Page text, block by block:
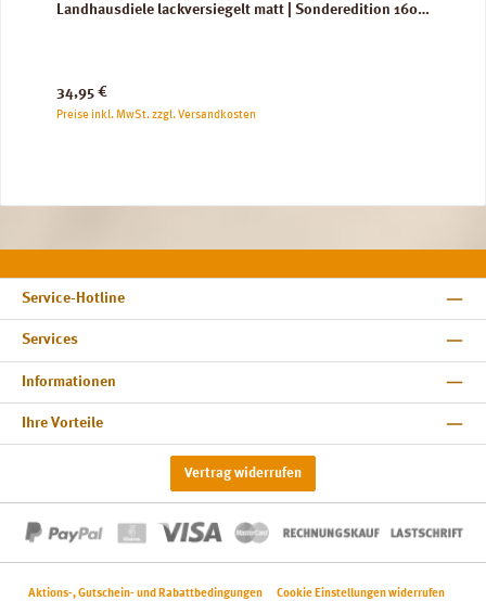
Landhausdiele lackversiegelt matt | Sonderedition 160
Regulärer Preis:
34,95 €
Preise inkl. MwSt. zzgl. Versandkosten
Service-Hotline
Services
Informationen
Ihre Vorteile
Vertrag widerrufen
Aktions-, Gutschein- und Rabattbedingungen Cookie Einstellungen widerrufen